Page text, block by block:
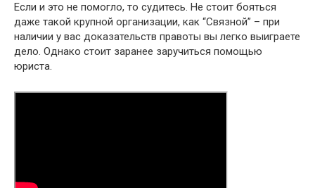
Если и это не помогло, то судитесь. Не стоит бояться
даже такой крупной организации, как “Связной” – при
наличии у вас доказательств правоты вы легко выиграете
дело. Однако стоит заранее заручиться помощью
юриста.